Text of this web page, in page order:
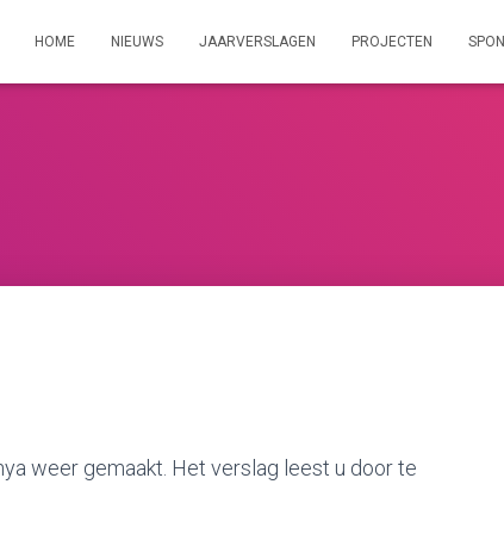
HOME NIEUWS JAARVERSLAGEN PROJECTEN
weer gemaakt. Het verslag leest u door te